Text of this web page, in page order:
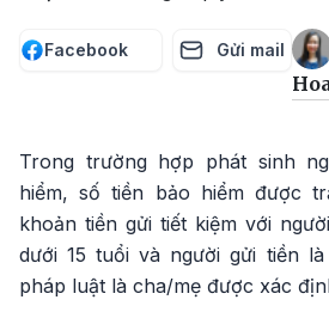
Facebook Gửi mail
Trong trường hợp phát sinh
hiểm, số tiền bảo hiểm được
khoản tiền gửi tiết kiệm với
dưới 15 tuổi và người gửi tiền
pháp luật là cha/mẹ được xác